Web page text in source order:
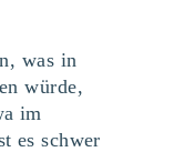
was in
würde,
im
es schwer